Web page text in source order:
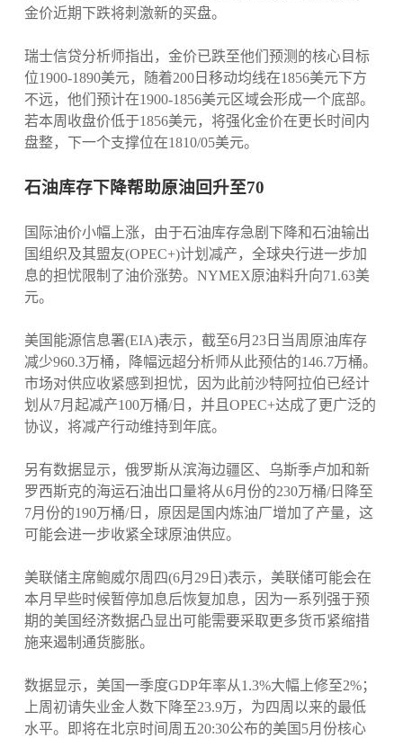
金价近期下跌将刺激新的买盘。
瑞士信贷分析师指出，金价已跌至他们预测的核心目标
位1900-1890美元，随着200日移动均线在1856美元下方
不远，他们预计在1900-1856美元区域会形成一个底部。
若本周收盘价低于1856美元，将强化金价在更长时间内
盘整，下一个支撑位在1810/05美元。
石油库存下降帮助原油回升至70
国际油价小幅上涨，由于石油库存急剧下降和石油输出
国组织及其盟友(OPEC+)计划减产，全球央行进一步加
息的担忧限制了油价涨势。NYMEX原油料升向71.63美
元。
美国能源信息署(EIA)表示，截至6月23日当周原油库存
减少960.3万桶，降幅远超分析师从此预估的146.7万桶。
市场对供应收紧感到担忧，因为此前沙特阿拉伯已经计
划从7月起减产100万桶/日，并且OPEC+达成了更广泛的
协议，将减产行动维持到年底。
另有数据显示，俄罗斯从滨海边疆区、乌斯季卢加和新
罗西斯克的海运石油出口量将从6月份的230万桶/日降至
7月份的190万桶/日，原因是国内炼油厂增加了产量，这
可能会进一步收紧全球原油供应。
美联储主席鲍威尔周四(6月29日)表示，美联储可能会在
本月早些时候暂停加息后恢复加息，因为一系列强于预
期的美国经济数据凸显出可能需要采取更多货币紧缩措
施来遏制通货膨胀。
数据显示，美国一季度GDP年率从1.3%大幅上修至2%；
上周初请失业金人数下降至23.9万，为四周以来的最低
水平。即将在北京时间周五20:30公布的美国5月份核心